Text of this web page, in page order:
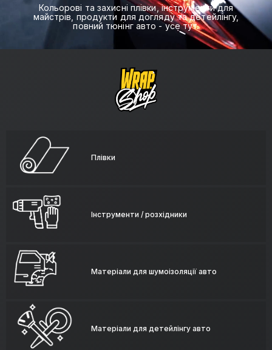
Кольорові та захисні плівки, інструменти для
майстрів, продукти для догляду та детейлінгу,
повний тюнінг авто - усе тут.
Плівки
Інструменти / розхідники
Матеріали для шумоізоляції авто
Матеріали для детейлінгу авто